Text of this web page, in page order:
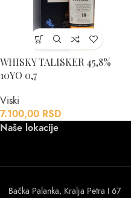
WHISKY TALISKER 45,8%
10YO 0,7
Viski
7.100,00 RSD
Naše lokacije
Bačka Palanka, Kralja Petra I 67